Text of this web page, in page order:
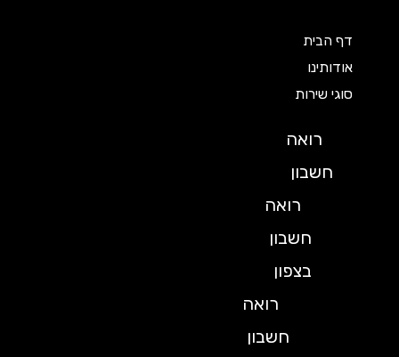
דף הבית
אודותינו
סוגי שירות
רואה
חשבון
רואה
חשבון
בצפון
רואה
חשבון